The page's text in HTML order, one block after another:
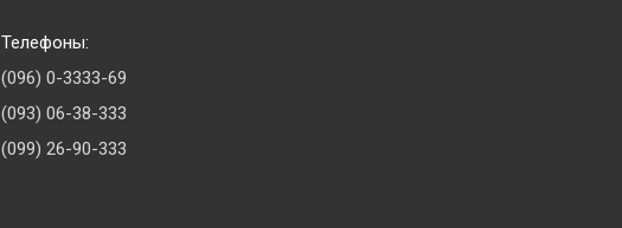
Телефоны:
(096) 0-3333-69
(093) 06-38-333
(099) 26-90-333